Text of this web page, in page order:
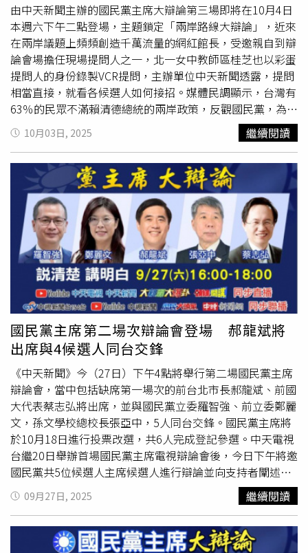
由中天新聞主辦的國民黨主席大辯論第三場即將在10月4日
本週六下午二點登場，主題鎖定「兩岸路線大辯論」，近來
在兩岸議題上頻頻創造千萬流量的網紅館長，受邀親自到辯
論會場擔任現場提問人之一，北一女中教師區桂芝也以彩蛋
提問人的身份錄製VCR提問，主辦單位中天新聞透露，提問
相當直接，就看各候選人如何接招。媒體民調顯示，台灣有
63％的民眾不滿賴清德總統的兩岸政策，反觀國民黨，為何
不滿賴總統兩岸政策的民眾，並未顯示出轉而認同或支持國
民黨？藍營基層甚至屢屢傳出對國民黨在兩岸路線上跟民進
黨「拿香跟拜」有所不滿，新任的國民黨主席，將如何說服
年輕人，說服不滿兩岸現狀的民眾，選擇國民黨才能確保和
平與發展？黨主席大辯論第三場「兩岸路線大辯論」，各黨
主席候選人將直球對決。「區桂芝重磅三問 未來國民黨主
席接招 」，週六舉行的黨主席兩岸路線大辯論現場提問人
共三位，網紅館長之外，也邀到言詞向來犀利的北京清華大
學博士蔡正元，及前台北縣長周錫瑋。主辦單位再次設計彩
蛋提問環節，這次邀請到區桂芝老師，以及兩岸權威趙春山
教授分別錄製VCR向未來的國民黨主席提問，而區桂芝老師
的影片已經錄製完成送交給主辦單位，中天新聞堅持保密，
只表示區桂芝老師一口氣連三問，句句戳中痛點，各候選人
可以開始大猜題了。「國民黨主席兩岸路線大辯論精彩可
期，中天、中視、中時聯播」，國民黨主席大辯論第三場
「兩岸路線大辯論」於10/4週六下午二點至五點在中天新聞
攝影棚舉行，中天新聞24小時直播、YouTube中天新聞、大
新聞大爆卦、頭條開講直播三開，另外，中視新聞台154
台、YouTube中視新聞、庶民大頭家、中時新聞網將同步聯
播。
10月03日, 2025 繼續閱讀
國民黨主席第二場次辯論會登場 郝龍斌將
出席與4候選人同台交鋒
《中天新聞》今（27日）下午4點將舉行第二場國民黨主席
辯論會，當中包括缺席第一場次的前台北市長郝龍斌、前國
大代表蔡志弘將出席，並與國民黨立委羅智強、前立委鄭麗
文，孫文學校總校長張亞中，5人同台交鋒。國民黨主席將
於10月18日進行投票改選，共6人完成登記參選。中天電視
台繼20日舉辦首場國民黨主席電視辯論會後，今日下午將邀
國民黨共5位候選人主席候選人進行辯論並向支持者闡述參
選國民黨主席的理念。值得注意的是，本場辯論除理念闡
述、交叉詰問外，還增設提問環節，由資深媒體人董智森、
退役陸軍中將帥化民及影音創作者「Cheap」擔任提問人，
將從年輕人的角度，對未來的國民黨主席提出他們最想問的
09月27日, 2025 繼續閱讀